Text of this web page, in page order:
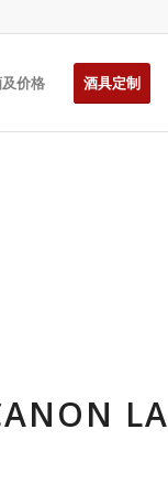
价格 酒具定制
LA